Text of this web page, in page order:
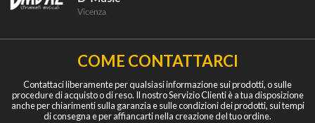
COME CONTATTARCI
Contattaci liberamente per qualsiasi informazione sui prodotti, o sulle
procedure di acquisto o di reso. Il nostro Servizio Clienti è a tua disposizione
anche per chiarimenti sulla garanzia e sulle condizioni dei prodotti, sui tempi
di consegna e per affiancarti nella creazione del tuo ordine.